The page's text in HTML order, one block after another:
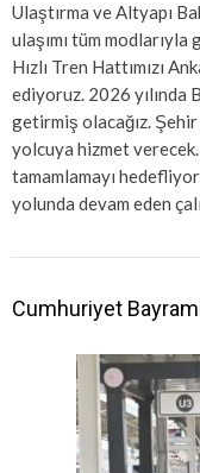
Ulaştırma ve Altyapı
ulaşımı tüm
Hızlı Tren Hattımızı
ediyoruz. 2026 yılında
getirmiş olacağız.
yolcuya hizmet
tamamlamayı
yolunda devam eden
Cumhuriyet